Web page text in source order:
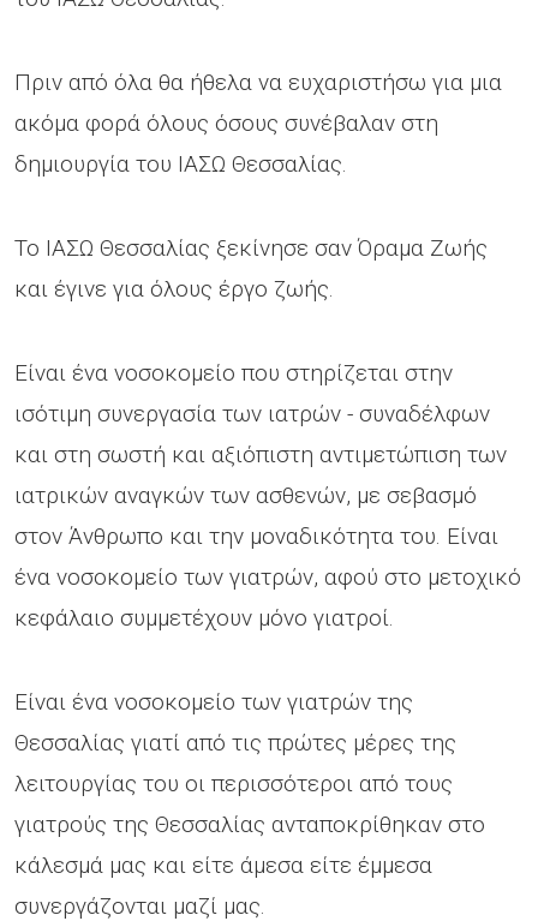
Πριν από όλα θα ήθελα να ευχαριστήσω για μια
ακόμα φορά όλους όσους συνέβαλαν στη
δημιουργία του ΙΑΣΩ Θεσσαλίας.
Το ΙΑΣΩ Θεσσαλίας ξεκίνησε σαν Όραμα Ζωής
και έγινε για όλους έργο ζωής.
Είναι ένα νοσοκομείο που στηρίζεται στην
ισότιμη συνεργασία των ιατρών - συναδέλφων
και στη σωστή και αξιόπιστη αντιμετώπιση των
ιατρικών αναγκών των ασθενών, με σεβασμό
στον Άνθρωπο και την μοναδικότητα του. Είναι
ένα νοσοκομείο των γιατρών, αφού στο μετοχικό
κεφάλαιο συμμετέχουν μόνο γιατροί.
Είναι ένα νοσοκομείο των γιατρών της
Θεσσαλίας γιατί από τις πρώτες μέρες της
λειτουργίας του οι περισσότεροι από τους
γιατρούς της Θεσσαλίας ανταποκρίθηκαν στο
κάλεσμά μας και είτε άμεσα είτε έμμεσα
συνεργάζονται μαζί μας.